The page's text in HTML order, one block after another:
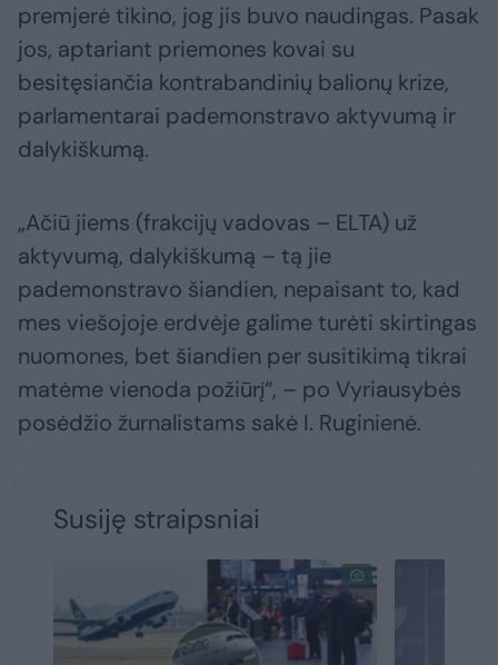
premjerė tikino, jog jis buvo naudingas. Pasak
jos, aptariant priemones kovai su
besitęsiančia kontrabandinių balionų krize,
parlamentarai pademonstravo aktyvumą ir
dalykiškumą.
„Ačiū jiems (frakcijų vadovas – ELTA) už
aktyvumą, dalykiškumą – tą jie
pademonstravo šiandien, nepaisant to, kad
mes viešojoje erdvėje galime turėti skirtingas
nuomones, bet šiandien per susitikimą tikrai
matėme vienoda požiūrį“, – po Vyriausybės
posėdžio žurnalistams sakė I. Ruginienė.
Susiję straipsniai